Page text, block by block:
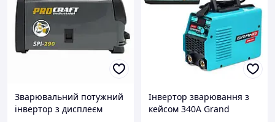
Зварювальний потужний
інвертор з дисплеєм
Інвертор зварювання з
кейсом 340A Grand